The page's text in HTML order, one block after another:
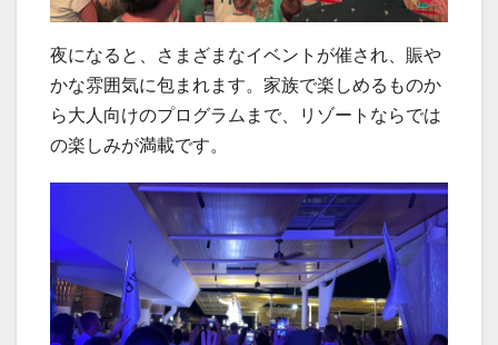
夜になると、さまざまなイベントが催され、賑や
かな雰囲気に包まれます。家族で楽しめるものか
ら大人向けのプログラムまで、リゾートならでは
の楽しみが満載です。